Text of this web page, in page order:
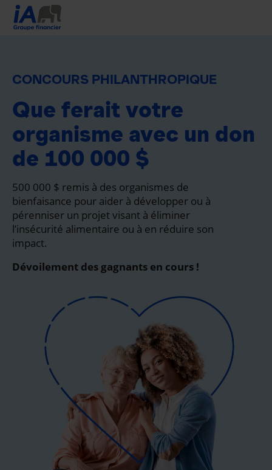
CONCOURS PHILANTHROPIQUE
Que ferait votre
organisme avec un don
de 100 000 $
500 000 $ remis à des organismes de
bienfaisance pour aider à développer ou à
pérenniser un projet visant à éliminer
l’insécurité alimentaire ou à en réduire son
impact.
Dévoilement des gagnants en cours !